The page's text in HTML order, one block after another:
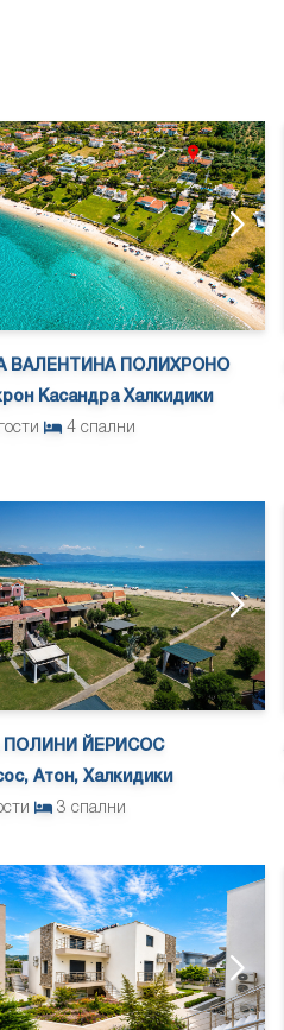
ВАЛЕНТИНА ПОЛИХРОНО
Касандра Халкидики
гости 4 спални
ПОЛИНИ ЙЕРИСОС
Атон, Халкидики
3 спални